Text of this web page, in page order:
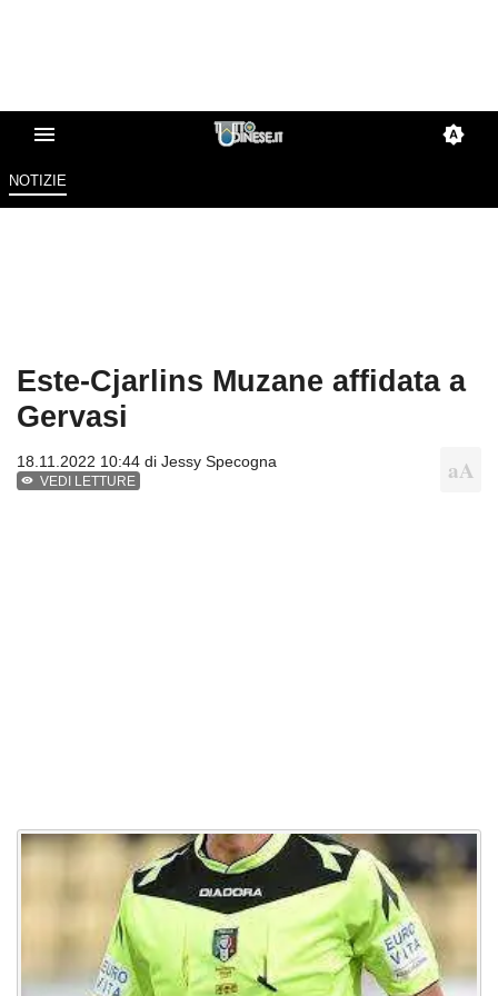
NOTIZIE
Este-Cjarlins Muzane affidata a
Gervasi
18.11.2022 10:44 di Jessy Specogna
VEDI LETTURE